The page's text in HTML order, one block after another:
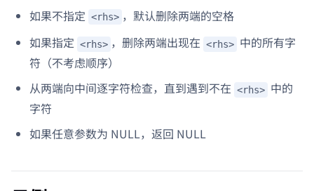
如果不指定 <rhs> ，默认删除两端的空格
如果指定 <rhs> ，删除两端出现在 <rhs> 中的所有字
符（不考虑顺序）
从两端向中间逐字符检查，直到遇到不在 <rhs> 中的
字符
如果任意参数为 NULL，返回 NULL